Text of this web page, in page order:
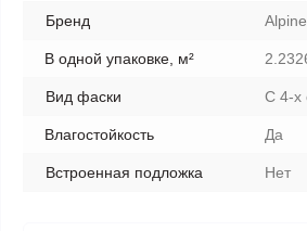
Бренд
В одной упаковке, м²
Вид фаски С 4-х
Влагостойкость Да
Встроенная подложка Нет